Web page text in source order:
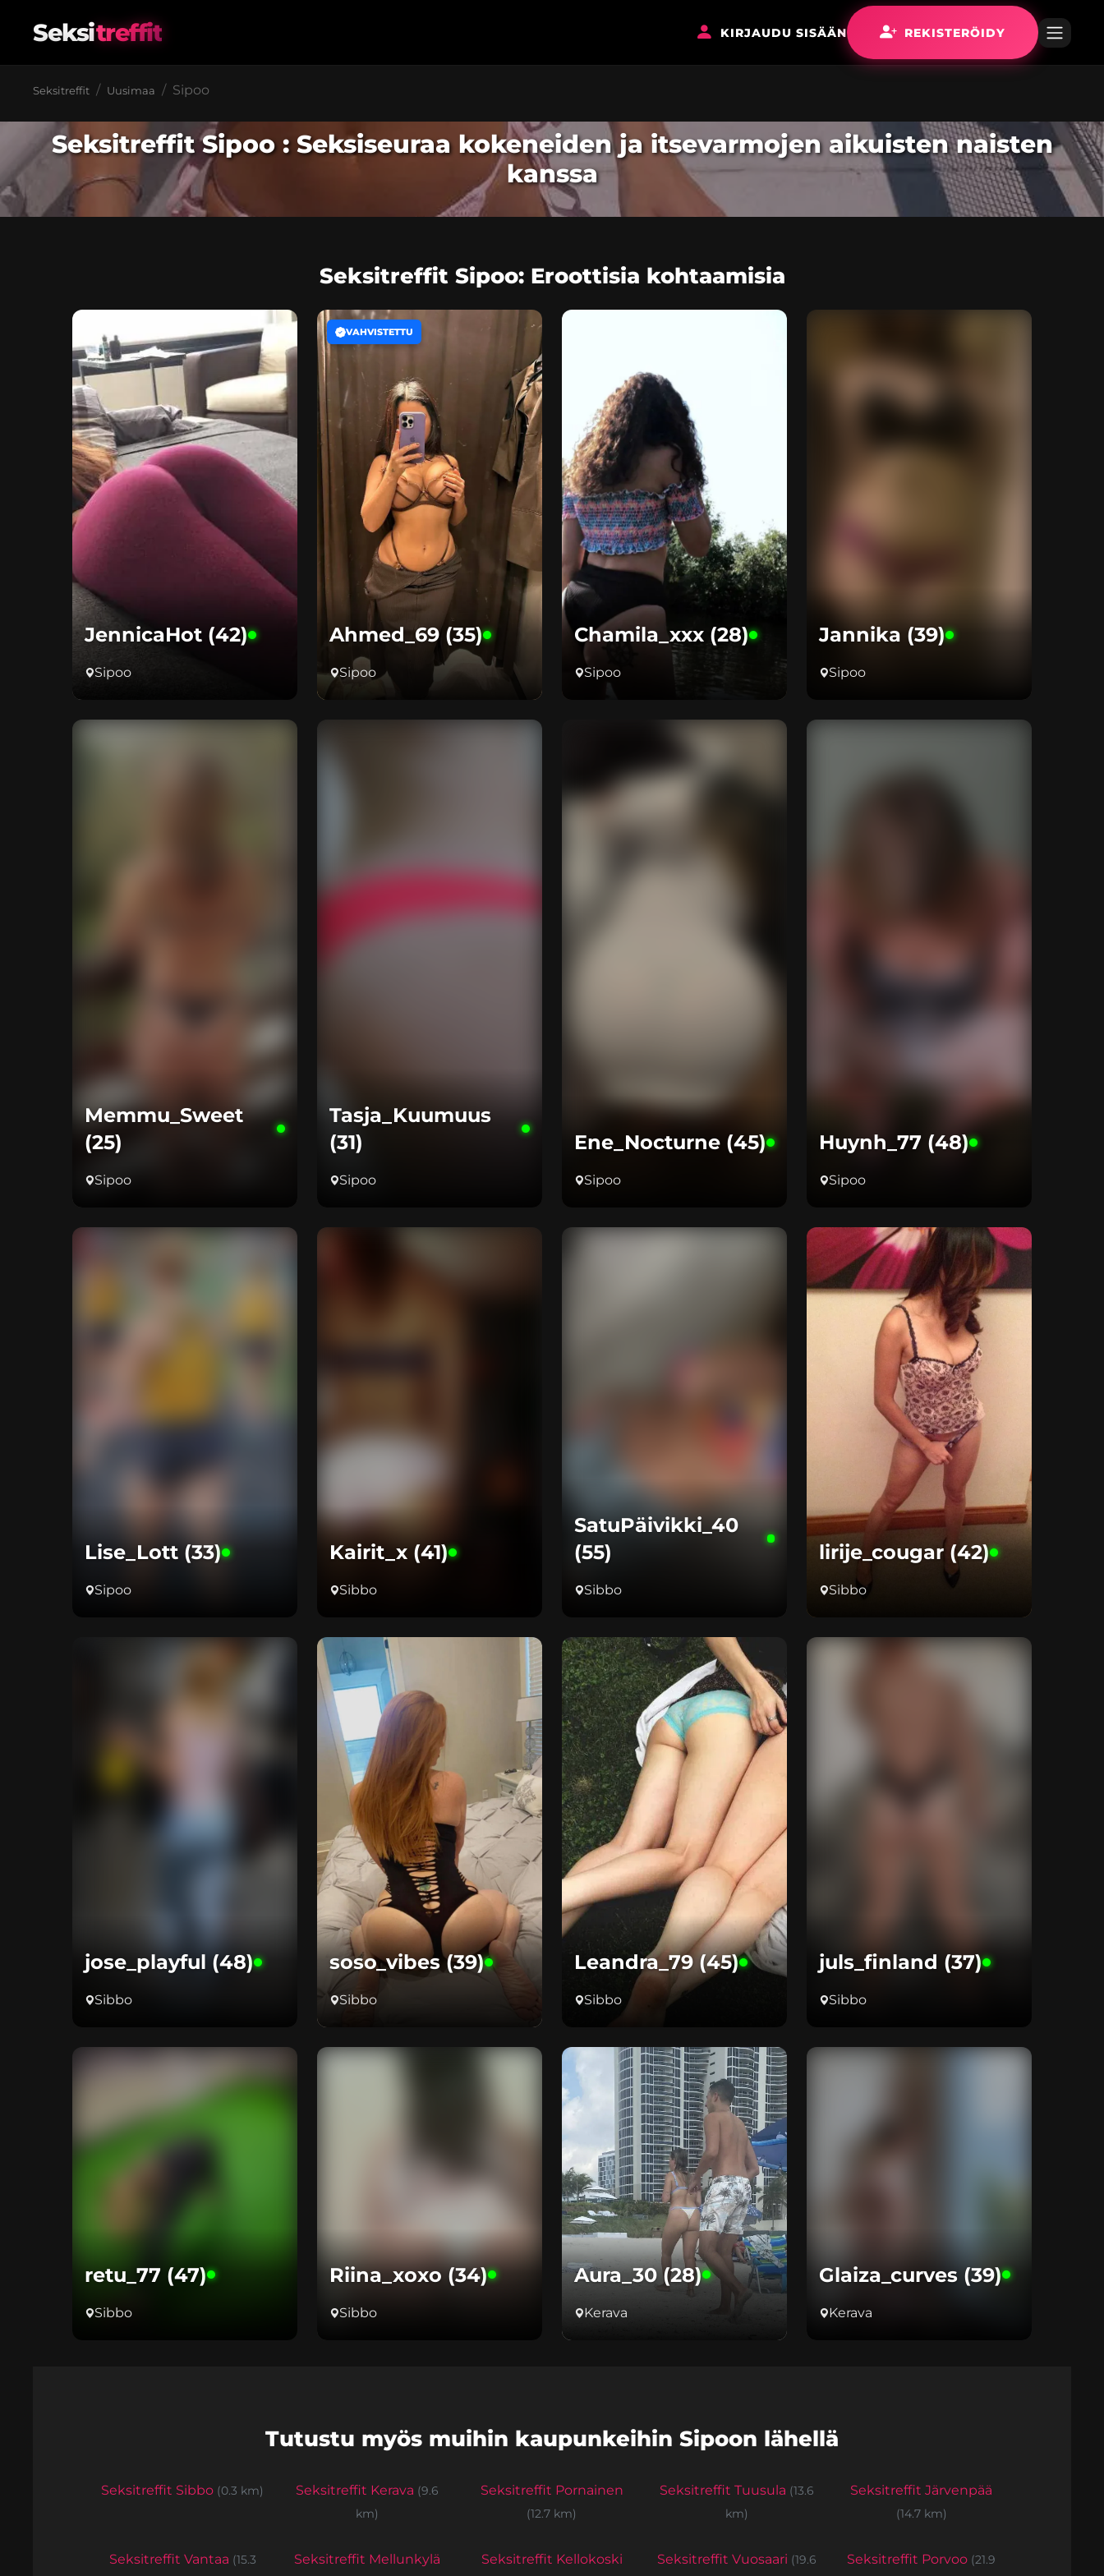
Seksitreffit KIRJAUDU SISÄÄN REKISTERÖIDY
Seksitreffit Uusimaa Sipoo
Seksitreffit Sipoo : Seksiseuraa kokeneiden ja itsevarmojen aikuisten naisten
kanssa
Seksitreffit Sipoo: Eroottisia kohtaamisia
JennicaHot (42)
Sipoo
VAHVISTETTU
Ahmed_69 (35)
Sipoo
Chamila_xxx (28)
Sipoo
Jannika (39)
Sipoo
Memmu_Sweet
(25)
Sipoo
Tasja_Kuumuus
(31)
Sipoo
Ene_Nocturne (45)
Sipoo
Huynh_77 (48)
Sipoo
Lise_Lott (33)
Sipoo
Kairit_x (41)
Sibbo
SatuPäivikki_40
(55)
Sibbo
lirije_cougar (42)
Sibbo
jose_playful (48)
Sibbo
soso_vibes (39)
Sibbo
Leandra_79 (45)
Sibbo
juls_finland (37)
Sibbo
retu_77 (47)
Sibbo
Riina_xoxo (34)
Sibbo
Aura_30 (28)
Kerava
Glaiza_curves (39)
Kerava
Tutustu myös muihin kaupunkeihin Sipoon lähellä
Seksitreffit Sibbo (0.3 km) Seksitreffit Kerava (9.6
km)
Seksitreffit Pornainen
(12.7 km)
Seksitreffit Tuusula (13.6
km)
Seksitreffit Järvenpää
(14.7 km)
Seksitreffit Vantaa (15.3
Seksitreffit Mellunkylä Seksitreffit Kellokoski Seksitreffit Vuosaari (19.6
Seksitreffit Porvoo (21.9